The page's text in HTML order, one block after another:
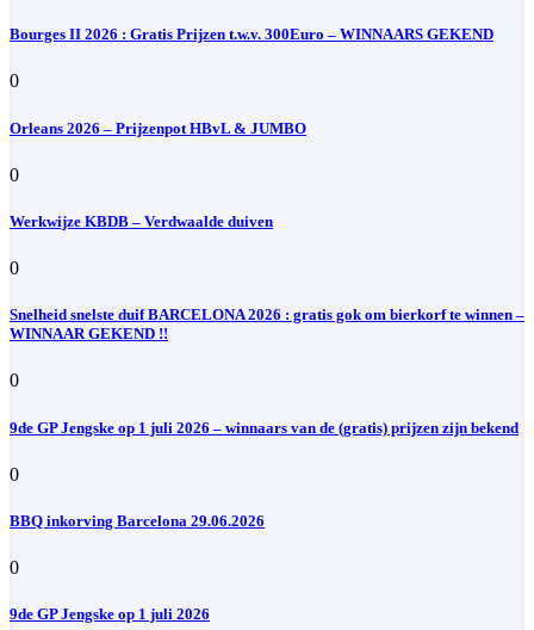
Bourges II 2026 : Gratis Prijzen t.w.v. 300Euro – WINNAARS GEKEND
0
Orleans 2026 – Prijzenpot HBvL & JUMBO
0
Werkwijze KBDB – Verdwaalde duiven
0
Snelheid snelste duif BARCELONA 2026 : gratis gok om bierkorf te winnen –
WINNAAR GEKEND !!
0
9de GP Jengske op 1 juli 2026 – winnaars van de (gratis) prijzen zijn bekend
0
BBQ inkorving Barcelona 29.06.2026
0
9de GP Jengske op 1 juli 2026